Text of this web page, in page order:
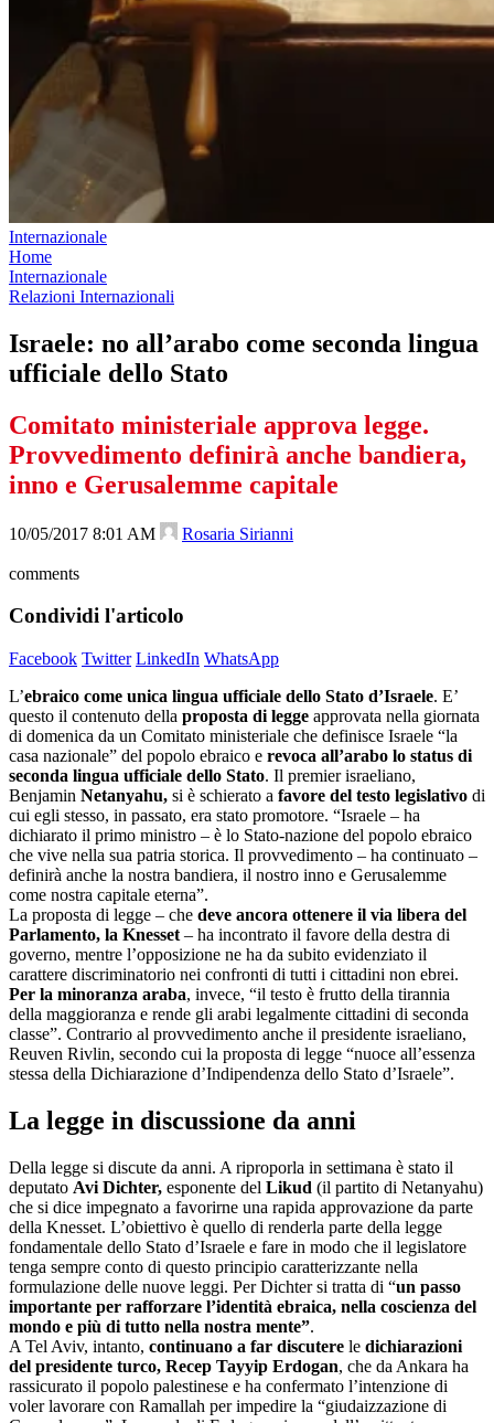
Internazionale
Home
Internazionale
Relazioni Internazionali
Israele: no all’arabo come seconda lingua
ufficiale dello Stato
Comitato ministeriale approva legge.
Provvedimento definirà anche bandiera,
inno e Gerusalemme capitale
10/05/2017 8:01 AM Rosaria Sirianni
comments
Condividi l'articolo
Facebook Twitter LinkedIn WhatsApp
L’ebraico come unica lingua ufficiale dello Stato d’Israele. E’
questo il contenuto della proposta di legge approvata nella giornata
di domenica da un Comitato ministeriale che definisce Israele “la
casa nazionale” del popolo ebraico e revoca all’arabo lo status di
seconda lingua ufficiale dello Stato. Il premier israeliano,
Benjamin Netanyahu, si è schierato a favore del testo legislativo di
cui egli stesso, in passato, era stato promotore. “Israele – ha
dichiarato il primo ministro – è lo Stato-nazione del popolo ebraico
che vive nella sua patria storica. Il provvedimento – ha continuato –
definirà anche la nostra bandiera, il nostro inno e Gerusalemme
come nostra capitale eterna”.
La proposta di legge – che deve ancora ottenere il via libera del
Parlamento, la Knesset – ha incontrato il favore della destra di
governo, mentre l’opposizione ne ha da subito evidenziato il
carattere discriminatorio nei confronti di tutti i cittadini non ebrei.
Per la minoranza araba, invece, “il testo è frutto della tirannia
della maggioranza e rende gli arabi legalmente cittadini di seconda
classe”. Contrario al provvedimento anche il presidente israeliano,
Reuven Rivlin, secondo cui la proposta di legge “nuoce all’essenza
stessa della Dichiarazione d’Indipendenza dello Stato d’Israele”.
La legge in discussione da anni
Della legge si discute da anni. A riproporla in settimana è stato il
deputato Avi Dichter, esponente del Likud (il partito di Netanyahu)
che si dice impegnato a favorirne una rapida approvazione da parte
della Knesset. L’obiettivo è quello di renderla parte della legge
fondamentale dello Stato d’Israele e fare in modo che il legislatore
tenga sempre conto di questo principio caratterizzante nella
formulazione delle nuove leggi. Per Dichter si tratta di “un passo
importante per rafforzare l’identità ebraica, nella coscienza del
mondo e più di tutto nella nostra mente”.
A Tel Aviv, intanto, continuano a far discutere le dichiarazioni
del presidente turco, Recep Tayyip Erdogan, che da Ankara ha
rassicurato il popolo palestinese e ha confermato l’intenzione di
voler lavorare con Ramallah per impedire la “giudaizzazione di